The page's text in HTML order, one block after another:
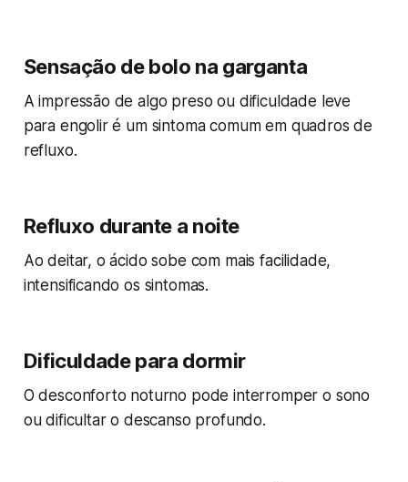
Sensação de bolo na garganta
A impressão de algo preso ou dificuldade leve
para engolir é um sintoma comum em quadros de
refluxo.
Refluxo durante a noite
Ao deitar, o ácido sobe com mais facilidade,
intensificando os sintomas.
Dificuldade para dormir
O desconforto noturno pode interromper o sono
ou dificultar o descanso profundo.